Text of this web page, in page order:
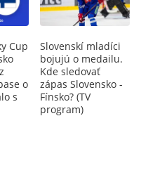
Cup
o
s
Slovenskí mladíci
bojujú o medailu.
Kde sledovať
zápas Slovensko -
Fínsko? (TV
program)